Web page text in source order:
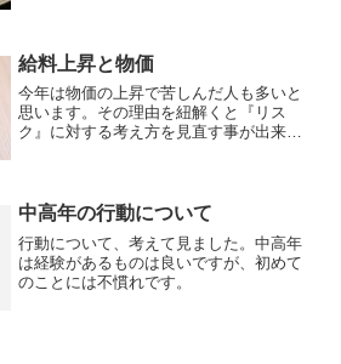
給料上昇と物価
今年は物価の上昇で苦しんだ人も多いと
思います。その理由を紐解くと『リス
ク』に対する考え方を見直す事が出来ま
中高年の行動について
行動について、考えて見ました。中高年
は経験があるものは良いですが、初めて
のことには不慣れです。